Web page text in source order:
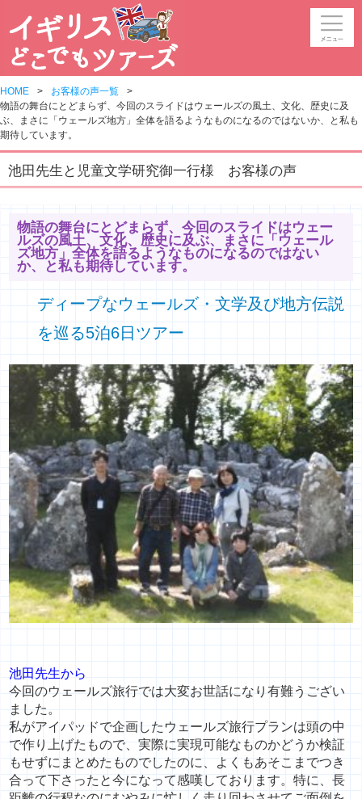
HOME
お客様の声一覧
物語の舞台にとどまらず、今回のスライドはウェールズの風土、文化、歴史に及
ぶ、まさに「ウェールズ地方」全体を語るようなものになるのではないか、と私も
期待しています。
池田先生と児童文学研究御一行様 お客様の声
物語の舞台にとどまらず、今回のスライドはウェー
ルズの風土、文化、歴史に及ぶ、まさに「ウェール
ズ地方」全体を語るようなものになるのではない
か、と私も期待しています。
ディープなウェールズ・文学及び地方伝説
を巡る5泊6日ツアー
池田先生から
今回のウェールズ旅行では大変お世話になり有難うござい
ました。
私がアイパッドで企画したウェールズ旅行プランは頭の中
で作り上げたもので、実際に実現可能なものかどうか検証
もせずにまとめたものでしたのに、よくもあそこまでつき
合って下さったと今になって感嘆しております。特に、長